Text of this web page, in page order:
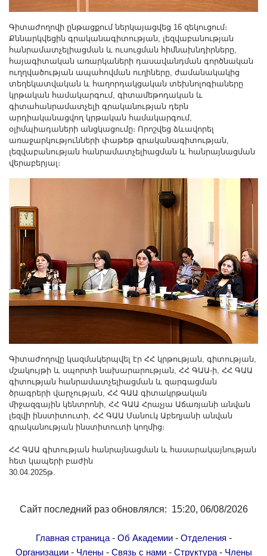
Գիտաժողովի ընթացքում ներկայացվեց 16 զեկուցում։
Քննարկվեցին գրականագիտության, լեզվաբանության
հանրամատչելիացման և ուսուցման հիմնախնդիրները,
հայագիտական առարկաների դասավանդման գործնական
ուղղվածության ապահովման ուղիները, ժամանակակից
տեղեկատվական և հաղորդակցական տեխնոլոգիաները
կրթական համակարգում, գիտամեթոդական և
գիտահանրամատչելի գրականության դերն
արդիականացվող կրթական համակարգում,
օլիմպիադաների անցկացումը։ Որոշվեց ձևավորել
առաջարկությունների փաթեթ գրականագիտության,
լեզվաբանության հանրամատչելիացման և հանրայնացման
վերաբերյալ։
Գիտաժողովը կազմակերպվել էր ՀՀ կրթության, գիտության,
մշակույթի և սպորտի նախարարության, ՀՀ ԳԱԱ-ի, ՀՀ ԳԱԱ
գիտության հանրամատչելիացման և զարգացման
ծրագրերի վարչության, ՀՀ ԳԱԱ գիտակրթական
միջազգային կենտրոնի, ՀՀ ԳԱԱ Հրաչյա Աճառյանի անվան
լեզվի ինստիտուտի, ՀՀ ԳԱԱ Մանուկ Աբեղյանի անվան
գրականության ինստիտուտի կողմից։
ՀՀ ԳԱԱ գիտության հանրայնացման և հասարակայնության
հետ կապերի բաժին
30.04.2025թ.
Сайт последний раз обновлялся: 15:20, 06/08/2026
Главная страница- Об Академии- Отделения -
Организации- Члены - Связь с нами- Структура- Члены